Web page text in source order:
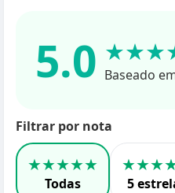
5.0 Baseado
Filtrar por nota
★★★★★
Todas 5